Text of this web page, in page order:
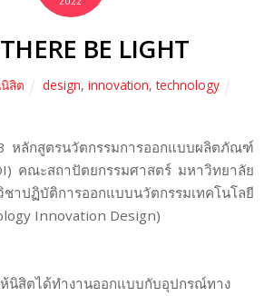
BE LIGHT
สิต design, innovation,technology
หลักสูตรนวัตกรรมการออกแบบผลิตภัณฑ์
คณะสถาปัตยกรรมศาสตร์ มหาวิทยาลัย
าปฏิบัติการออกแบบนวัตกรรมเทคโนโลยี
Innovation Design)
นิสิตได้ทำงานออกแบบกับอุปกรณ์ทาง